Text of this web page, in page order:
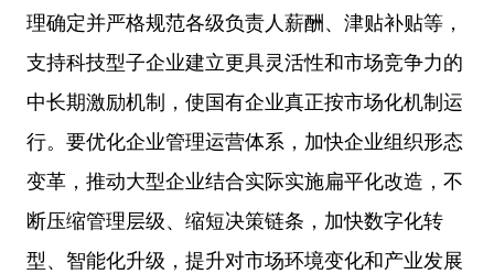
理确定并严格规范各级负责人薪酬、津贴补贴等，
支持科技型子企业建立更具灵活性和市场竞争力的
中长期激励机制，使国有企业真正按市场化机制运
行。要优化企业管理运营体系，加快企业组织形态
变革，推动大型企业结合实际实施扁平化改造，不
断压缩管理层级、缩短决策链条，加快数字化转
型、智能化升级，提升对市场环境变化和产业发展